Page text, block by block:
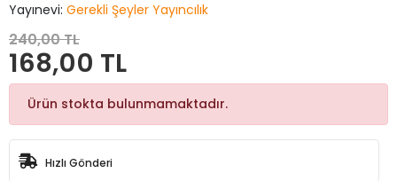
Yayınevi: Gerekli Şeyler Yayıncılık
240,00 TL
168,00 TL
Ürün stokta bulunmamaktadır.
Hızlı Gönderi